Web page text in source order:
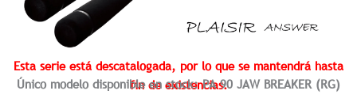
Esta serie está descatalogada, por lo que se mantendrá hasta
fin de existencias.
Único modelo disponible en stock: PA 90 JAW BREAKER (RG)